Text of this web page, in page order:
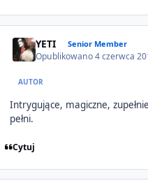
YETI Senior Member
Opublikowano4 czerwca
AUTOR
Intrygujące, magiczne,
pełni.
Cytuj